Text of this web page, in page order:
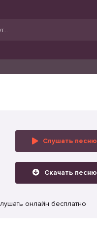
Слушать песню
Скачать песню
онлайн бесплатно